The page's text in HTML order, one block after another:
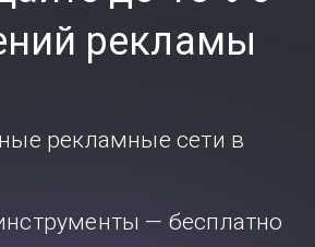
рекламы
рекламные сети в
— бесплатно